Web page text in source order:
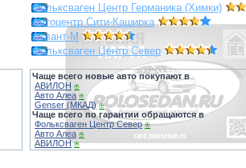
Фольксваген Центр Германика (Химки)
Автоцентр Сити-Каширка
Атлант-М
Фольксваген Центр Север
Чаще всего новые авто покупают в
АВИЛОН ⍟
Авто Алеа ⍟
Genser (МКАД) ⍟
Чаще всего по гарантии обращаются в
Фольксваген Центр Север ⍟
Авто Алеа ⍟
АВИЛОН ⍟